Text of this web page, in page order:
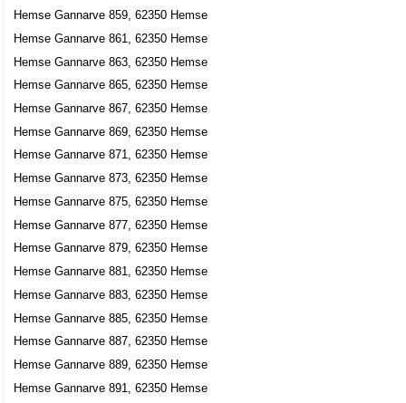
Hemse Gannarve 859, 62350 Hemse
Hemse Gannarve 861, 62350 Hemse
Hemse Gannarve 863, 62350 Hemse
Hemse Gannarve 865, 62350 Hemse
Hemse Gannarve 867, 62350 Hemse
Hemse Gannarve 869, 62350 Hemse
Hemse Gannarve 871, 62350 Hemse
Hemse Gannarve 873, 62350 Hemse
Hemse Gannarve 875, 62350 Hemse
Hemse Gannarve 877, 62350 Hemse
Hemse Gannarve 879, 62350 Hemse
Hemse Gannarve 881, 62350 Hemse
Hemse Gannarve 883, 62350 Hemse
Hemse Gannarve 885, 62350 Hemse
Hemse Gannarve 887, 62350 Hemse
Hemse Gannarve 889, 62350 Hemse
Hemse Gannarve 891, 62350 Hemse